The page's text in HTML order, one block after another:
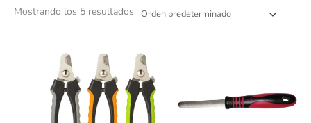
Mostrando los 5 resultados
Este
producto
tiene
múltiples
variantes.